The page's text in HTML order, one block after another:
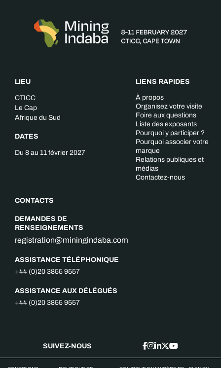
LIEU
CTICC
Le Cap
Afrique du Sud
DATES
Du 8 au 11 février 2027
CONTACTS
DEMANDES DE
RENSEIGNEMENTS
registration@miningindaba.com
ASSISTANCE TÉLÉPHONIQUE
+44 (0)20 3855 9557
ASSISTANCE AUX DÉLÉGUÉS
+44 (0)20 3855 9557
LIENS RAPIDES
À propos
Organisez votre visite
Foire aux questions
Liste des exposants
Pourquoi y participer ?
Pourquoi associer votre
marque
Relations publiques et
médias
Contactez-nous
SUIVEZ-NOUS